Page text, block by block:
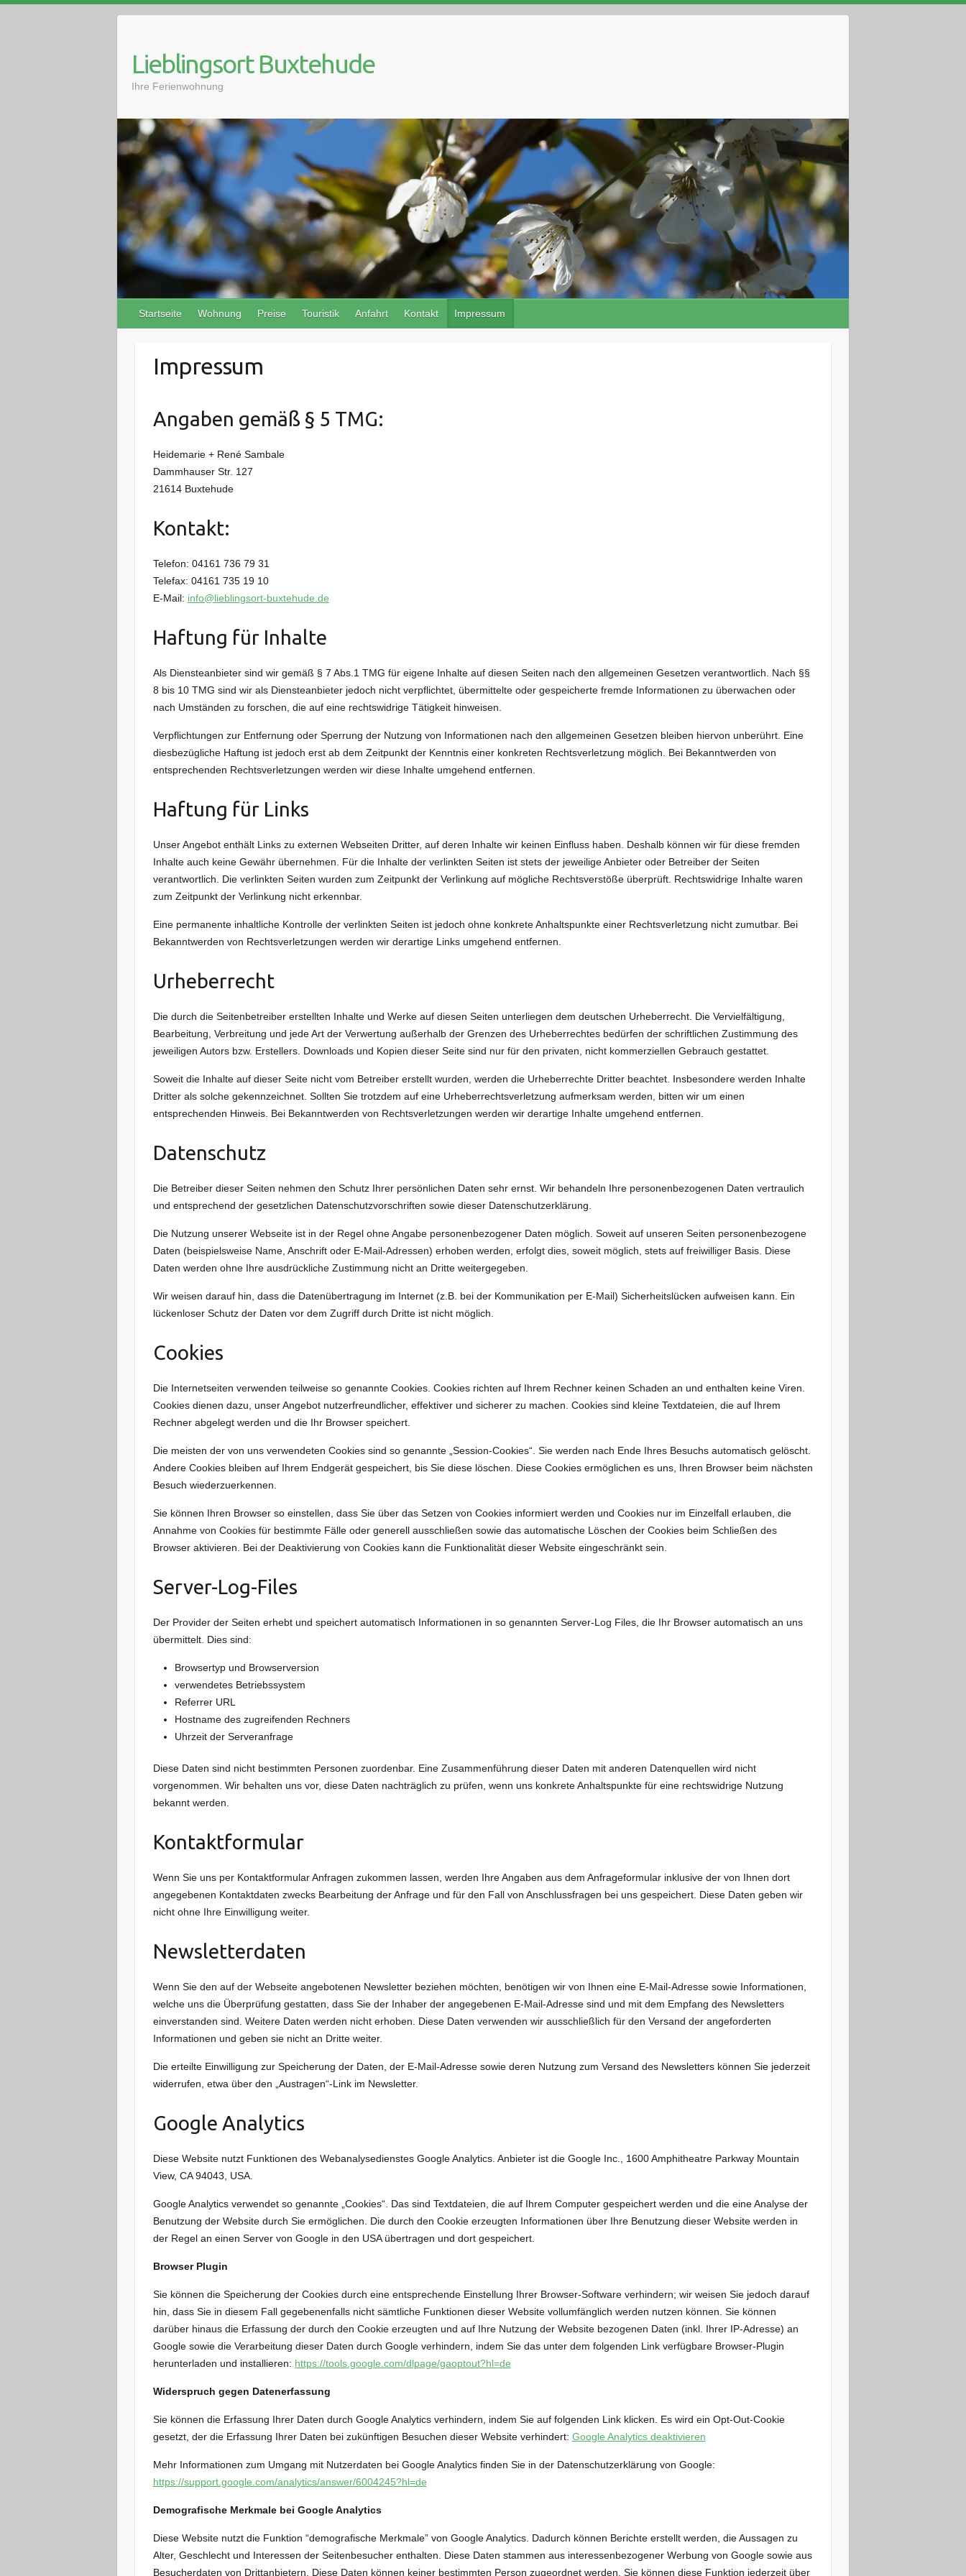
Lieblingsort Buxtehude
Ihre Ferienwohnung
Startseite Wohnung Preise Touristik Anfahrt Kontakt Impressum
Impressum
Angaben gemäß § 5 TMG:
Heidemarie + René Sambale
Dammhauser Str. 127
21614 Buxtehude
Kontakt:
Telefon: 04161 736 79 31
Telefax: 04161 735 19 10
E-Mail: info@lieblingsort-buxtehude.de
Haftung für Inhalte
Als Diensteanbieter sind wir gemäß § 7 Abs.1 TMG für eigene Inhalte auf diesen Seiten nach den allgemeinen Gesetzen verantwortlich. Nach §§
8 bis 10 TMG sind wir als Diensteanbieter jedoch nicht verpflichtet, übermittelte oder gespeicherte fremde Informationen zu überwachen oder
nach Umständen zu forschen, die auf eine rechtswidrige Tätigkeit hinweisen.
Verpflichtungen zur Entfernung oder Sperrung der Nutzung von Informationen nach den allgemeinen Gesetzen bleiben hiervon unberührt. Eine
diesbezügliche Haftung ist jedoch erst ab dem Zeitpunkt der Kenntnis einer konkreten Rechtsverletzung möglich. Bei Bekanntwerden von
entsprechenden Rechtsverletzungen werden wir diese Inhalte umgehend entfernen.
Haftung für Links
Unser Angebot enthält Links zu externen Webseiten Dritter, auf deren Inhalte wir keinen Einfluss haben. Deshalb können wir für diese fremden
Inhalte auch keine Gewähr übernehmen. Für die Inhalte der verlinkten Seiten ist stets der jeweilige Anbieter oder Betreiber der Seiten
verantwortlich. Die verlinkten Seiten wurden zum Zeitpunkt der Verlinkung auf mögliche Rechtsverstöße überprüft. Rechtswidrige Inhalte waren
zum Zeitpunkt der Verlinkung nicht erkennbar.
Eine permanente inhaltliche Kontrolle der verlinkten Seiten ist jedoch ohne konkrete Anhaltspunkte einer Rechtsverletzung nicht zumutbar. Bei
Bekanntwerden von Rechtsverletzungen werden wir derartige Links umgehend entfernen.
Urheberrecht
Die durch die Seitenbetreiber erstellten Inhalte und Werke auf diesen Seiten unterliegen dem deutschen Urheberrecht. Die Vervielfältigung,
Bearbeitung, Verbreitung und jede Art der Verwertung außerhalb der Grenzen des Urheberrechtes bedürfen der schriftlichen Zustimmung des
jeweiligen Autors bzw. Erstellers. Downloads und Kopien dieser Seite sind nur für den privaten, nicht kommerziellen Gebrauch gestattet.
Soweit die Inhalte auf dieser Seite nicht vom Betreiber erstellt wurden, werden die Urheberrechte Dritter beachtet. Insbesondere werden Inhalte
Dritter als solche gekennzeichnet. Sollten Sie trotzdem auf eine Urheberrechtsverletzung aufmerksam werden, bitten wir um einen
entsprechenden Hinweis. Bei Bekanntwerden von Rechtsverletzungen werden wir derartige Inhalte umgehend entfernen.
Datenschutz
Die Betreiber dieser Seiten nehmen den Schutz Ihrer persönlichen Daten sehr ernst. Wir behandeln Ihre personenbezogenen Daten vertraulich
und entsprechend der gesetzlichen Datenschutzvorschriften sowie dieser Datenschutzerklärung.
Die Nutzung unserer Webseite ist in der Regel ohne Angabe personenbezogener Daten möglich. Soweit auf unseren Seiten personenbezogene
Daten (beispielsweise Name, Anschrift oder E-Mail-Adressen) erhoben werden, erfolgt dies, soweit möglich, stets auf freiwilliger Basis. Diese
Daten werden ohne Ihre ausdrückliche Zustimmung nicht an Dritte weitergegeben.
Wir weisen darauf hin, dass die Datenübertragung im Internet (z.B. bei der Kommunikation per E-Mail) Sicherheitslücken aufweisen kann. Ein
lückenloser Schutz der Daten vor dem Zugriff durch Dritte ist nicht möglich.
Cookies
Die Internetseiten verwenden teilweise so genannte Cookies. Cookies richten auf Ihrem Rechner keinen Schaden an und enthalten keine Viren.
Cookies dienen dazu, unser Angebot nutzerfreundlicher, effektiver und sicherer zu machen. Cookies sind kleine Textdateien, die auf Ihrem
Rechner abgelegt werden und die Ihr Browser speichert.
Die meisten der von uns verwendeten Cookies sind so genannte „Session-Cookies“. Sie werden nach Ende Ihres Besuchs automatisch gelöscht.
Andere Cookies bleiben auf Ihrem Endgerät gespeichert, bis Sie diese löschen. Diese Cookies ermöglichen es uns, Ihren Browser beim nächsten
Besuch wiederzuerkennen.
Sie können Ihren Browser so einstellen, dass Sie über das Setzen von Cookies informiert werden und Cookies nur im Einzelfall erlauben, die
Annahme von Cookies für bestimmte Fälle oder generell ausschließen sowie das automatische Löschen der Cookies beim Schließen des
Browser aktivieren. Bei der Deaktivierung von Cookies kann die Funktionalität dieser Website eingeschränkt sein.
Server-Log-Files
Der Provider der Seiten erhebt und speichert automatisch Informationen in so genannten Server-Log Files, die Ihr Browser automatisch an uns
übermittelt. Dies sind:
Browsertyp und Browserversion
verwendetes Betriebssystem
Referrer URL
Hostname des zugreifenden Rechners
Uhrzeit der Serveranfrage
Diese Daten sind nicht bestimmten Personen zuordenbar. Eine Zusammenführung dieser Daten mit anderen Datenquellen wird nicht
vorgenommen. Wir behalten uns vor, diese Daten nachträglich zu prüfen, wenn uns konkrete Anhaltspunkte für eine rechtswidrige Nutzung
bekannt werden.
Kontaktformular
Wenn Sie uns per Kontaktformular Anfragen zukommen lassen, werden Ihre Angaben aus dem Anfrageformular inklusive der von Ihnen dort
angegebenen Kontaktdaten zwecks Bearbeitung der Anfrage und für den Fall von Anschlussfragen bei uns gespeichert. Diese Daten geben wir
nicht ohne Ihre Einwilligung weiter.
Newsletterdaten
Wenn Sie den auf der Webseite angebotenen Newsletter beziehen möchten, benötigen wir von Ihnen eine E-Mail-Adresse sowie Informationen,
welche uns die Überprüfung gestatten, dass Sie der Inhaber der angegebenen E-Mail-Adresse sind und mit dem Empfang des Newsletters
einverstanden sind. Weitere Daten werden nicht erhoben. Diese Daten verwenden wir ausschließlich für den Versand der angeforderten
Informationen und geben sie nicht an Dritte weiter.
Die erteilte Einwilligung zur Speicherung der Daten, der E-Mail-Adresse sowie deren Nutzung zum Versand des Newsletters können Sie jederzeit
widerrufen, etwa über den „Austragen“-Link im Newsletter.
Google Analytics
Diese Website nutzt Funktionen des Webanalysedienstes Google Analytics. Anbieter ist die Google Inc., 1600 Amphitheatre Parkway Mountain
View, CA 94043, USA.
Google Analytics verwendet so genannte „Cookies“. Das sind Textdateien, die auf Ihrem Computer gespeichert werden und die eine Analyse der
Benutzung der Website durch Sie ermöglichen. Die durch den Cookie erzeugten Informationen über Ihre Benutzung dieser Website werden in
der Regel an einen Server von Google in den USA übertragen und dort gespeichert.
Browser Plugin
Sie können die Speicherung der Cookies durch eine entsprechende Einstellung Ihrer Browser-Software verhindern; wir weisen Sie jedoch darauf
hin, dass Sie in diesem Fall gegebenenfalls nicht sämtliche Funktionen dieser Website vollumfänglich werden nutzen können. Sie können
darüber hinaus die Erfassung der durch den Cookie erzeugten und auf Ihre Nutzung der Website bezogenen Daten (inkl. Ihrer IP-Adresse) an
Google sowie die Verarbeitung dieser Daten durch Google verhindern, indem Sie das unter dem folgenden Link verfügbare Browser-Plugin
herunterladen und installieren: https://tools.google.com/dlpage/gaoptout?hl=de
Widerspruch gegen Datenerfassung
Sie können die Erfassung Ihrer Daten durch Google Analytics verhindern, indem Sie auf folgenden Link klicken. Es wird ein Opt-Out-Cookie
gesetzt, der die Erfassung Ihrer Daten bei zukünftigen Besuchen dieser Website verhindert: Google Analytics deaktivieren
Mehr Informationen zum Umgang mit Nutzerdaten bei Google Analytics finden Sie in der Datenschutzerklärung von Google:
https://support.google.com/analytics/answer/6004245?hl=de
Demografische Merkmale bei Google Analytics
Diese Website nutzt die Funktion “demografische Merkmale” von Google Analytics. Dadurch können Berichte erstellt werden, die Aussagen zu
Alter, Geschlecht und Interessen der Seitenbesucher enthalten. Diese Daten stammen aus interessenbezogener Werbung von Google sowie aus
Besucherdaten von Drittanbietern. Diese Daten können keiner bestimmten Person zugeordnet werden. Sie können diese Funktion jederzeit über